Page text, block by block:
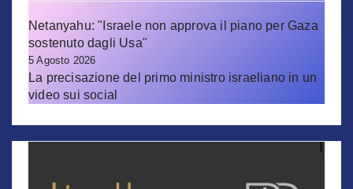
Netanyahu: "Israele non approva il piano per Gaza
sostenuto dagli Usa"
5 Agosto 2026
La precisazione del primo ministro israeliano in un
video sui social